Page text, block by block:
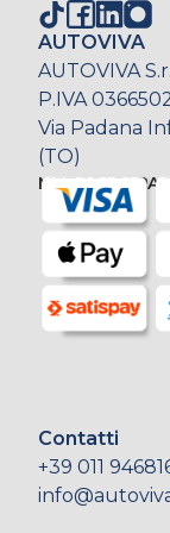
AUTOVIVA
AUTOVIVA
P.IVA
Via Padana
(TO)
METODI DI
Contatti
+39 011